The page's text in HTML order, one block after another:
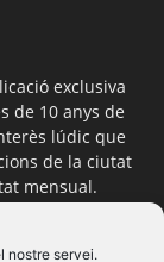
nostre servei.
exclusiva
de 10 anys de
lúdic que
de la ciutat
mensual.